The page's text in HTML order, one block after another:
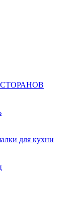
для кухни